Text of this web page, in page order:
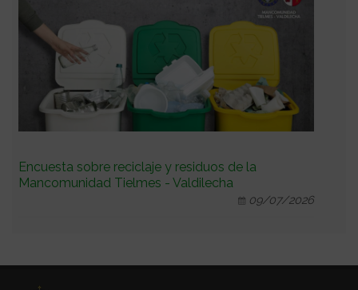
Encuesta sobre reciclaje y residuos de la
Mancomunidad Tielmes - Valdilecha
09/07/2026